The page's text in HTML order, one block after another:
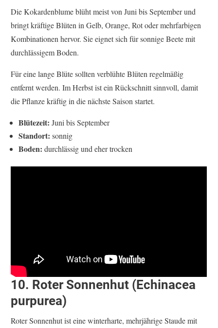
Die Kokardenblume blüht meist von Juni bis September und
bringt kräftige Blüten in Gelb, Orange, Rot oder mehrfarbigen
Kombinationen hervor. Sie eignet sich für sonnige Beete mit
durchlässigem Boden.
Für eine lange Blüte sollten verblühte Blüten regelmäßig
entfernt werden. Im Herbst ist ein Rückschnitt sinnvoll, damit
die Pflanze kräftig in die nächste Saison startet.
Blütezeit: Juni bis September
Standort: sonnig
Boden: durchlässig und eher trocken
10. Roter Sonnenhut (Echinacea
purpurea)
Roter Sonnenhut ist eine winterharte, mehrjährige Staude mit